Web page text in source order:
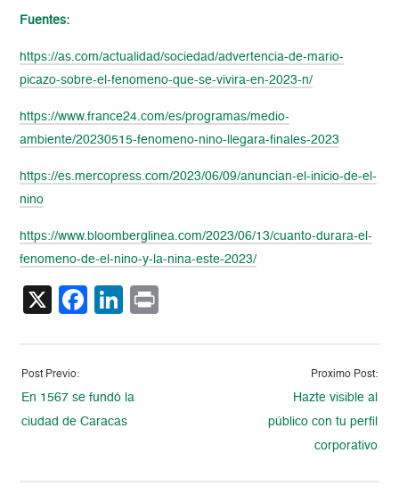
Fuentes:
https://as.com/actualidad/sociedad/advertencia-de-mario-
picazo-sobre-el-fenomeno-que-se-vivira-en-2023-n/
https://www.france24.com/es/programas/medio-
ambiente/20230515-fenomeno-nino-llegara-finales-2023
https://es.mercopress.com/2023/06/09/anuncian-el-inicio-de-el-
nino
https://www.bloomberglinea.com/2023/06/13/cuanto-durara-el-
fenomeno-de-el-nino-y-la-nina-este-2023/
X Facebook
LinkedIn
Post Previo:
En 1567 se fundó la
ciudad de Caracas
Proximo Post:
Hazte visible al
público con tu perfil
corporativo